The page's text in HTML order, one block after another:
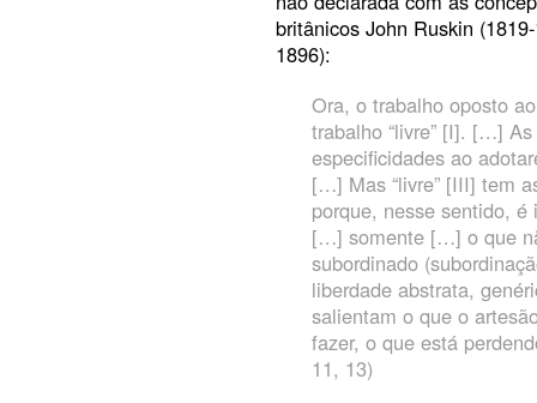
britânicos John Ruskin
1896):
Ora, o trabalho oposto
trabalho “livre” [I]. […]
especificidades ao
[…] Mas “livre” [III] tem
porque, nesse sentido,
[…] somente […] o que
subordinado
liberdade abstrata,
salientam o que o
fazer, o que está
11, 13)